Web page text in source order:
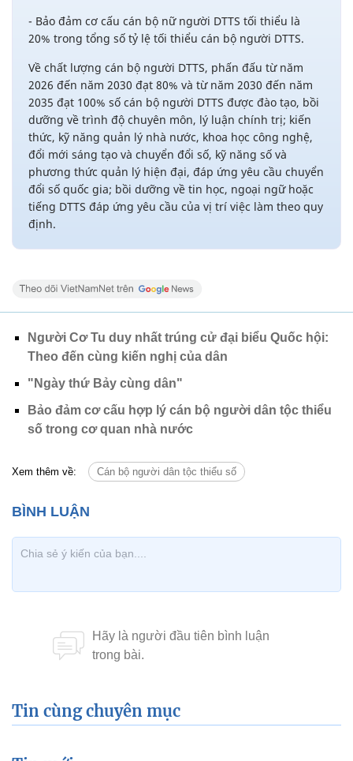
- Bảo đảm cơ cấu cán bộ nữ người DTTS tối thiểu là
20% trong tổng số tỷ lệ tối thiểu cán bộ người DTTS.
Về chất lượng cán bộ người DTTS, phấn đấu từ năm
2026 đến năm 2030 đạt 80% và từ năm 2030 đến năm
2035 đạt 100% số cán bộ người DTTS được đào tạo, bồi
dưỡng về trình độ chuyên môn, lý luận chính trị; kiến
thức, kỹ năng quản lý nhà nước, khoa học công nghệ,
đổi mới sáng tạo và chuyển đổi số, kỹ năng số và
phương thức quản lý hiện đại, đáp ứng yêu cầu chuyển
đổi số quốc gia; bồi dưỡng về tin học, ngoại ngữ hoặc
tiếng DTTS đáp ứng yêu cầu của vị trí việc làm theo quy
định.
Người Cơ Tu duy nhất trúng cử đại biểu Quốc hội:
Theo đến cùng kiến nghị của dân
"Ngày thứ Bảy cùng dân"
Bảo đảm cơ cấu hợp lý cán bộ người dân tộc thiểu
số trong cơ quan nhà nước
Xem thêm về: Cán bộ người dân tộc thiểu số
Tin cùng chuyên mục